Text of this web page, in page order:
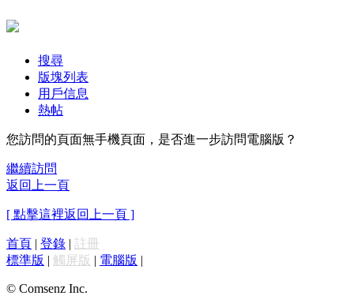
搜尋
版塊列表
用戶信息
熱帖
您訪問的頁面無手機頁面，是否進一步訪問電腦版？
繼續訪問
返回上一頁
[ 點擊這裡返回上一頁 ]
首頁 | 登錄 | 註冊
標準版 | 觸屏版 | 電腦版 |
© Comsenz Inc.